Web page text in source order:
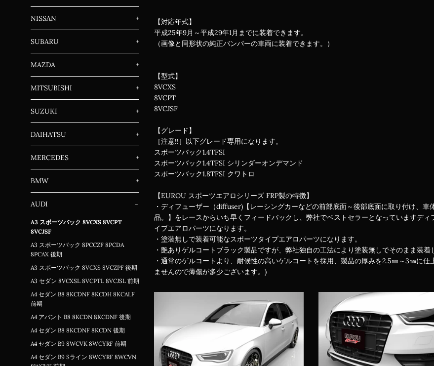
NISSAN +
SUBARU +
MAZDA +
MITSUBISHI +
SUZUKI +
DAIHATSU +
MERCEDES +
BMW +
AUDI -
A3 スポーツバック 8VCXS 8VCPT
8VCJSF
A3 スポーツバック 8PCCZF 8PCDA
8PCAX 後期
A3 スポーツバック 8VCXS 8VCZPF 後期
A3 セダン 8VCXSL 8VCPTL 8VCJSL 前期
A4 セダン B8 8KCDNF 8KCDH 8KCALF
前期
A4 アバント B8 8KCDN 8KCDNF 後期
A4 セダン B8 8KCDNF 8KCDN 後期
A4 セダン B9 8WCVK 8WCYRF 前期
A4 セダン B9 Sライン 8WCYRF 8WCVN
【対応年式】
平成25年9月～平成29年1月までに装着できます。
（画像と同形状の純正バンパーの車両に装着できます。）
【型式】
8VCXS
8VCPT
8VCJSF
【グレード】
［注意!!］以下グレード専用になります。
スポーツバック1.4TFSI
スポーツバック1.4TFSI シリンダーオンデマンド
スポーツバック1.8TFSI クワトロ
【EUROU スポーツエアロシリーズ FRP製の特徴】
・ディフューザー（diffuser)【レーシングカーなどの前部底面～後部底面に取り付け、
品。】をレースからいち早くフィードバックし、弊社でベストセラーとなっていますデ
イプエアロパーツになります。
・塗装無しで装着可能なスポーツタイプエアロパーツになります。
・艶ありゲルコートブラック製品ですが、弊社独自の工法により塗装無しでそのまま装着
・通常のゲルコートより、耐候性の高いゲルコートを採用、製品の厚みを2.5㎜～3㎜に
ませんので薄傷が多少ございます。)